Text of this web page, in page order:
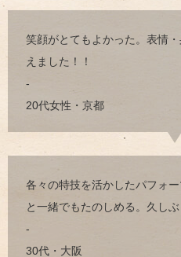
笑顔がとてもよかった。表情
えました！！
-
20代女性・京都
各々の特技を活かしたパフォ
と一緒でもたのしめる。久しぶ
-
30代・大阪